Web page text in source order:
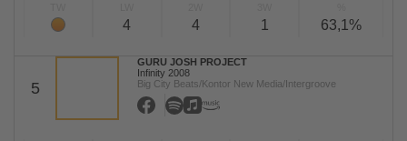
4 4 1 63,1%
5
GURU JOSH PROJECT
Infinity 2008
Big City Beats/Kontor New Media/Intergroove